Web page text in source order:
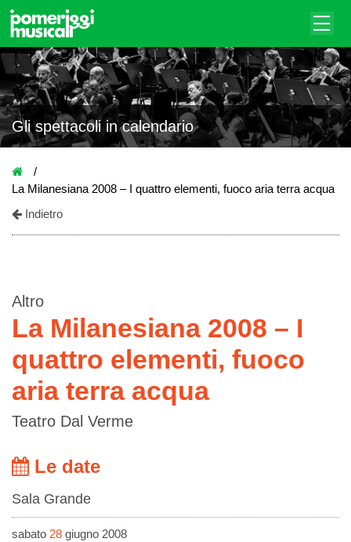
Gli spettacoli in calendario
La Milanesiana 2008 – I quattro elementi, fuoco aria terra acqua
Indietro
Altro
La Milanesiana 2008 – I
quattro elementi, fuoco
aria terra acqua
Teatro Dal Verme
Le date
Sala Grande
sabato 28 giugno 2008